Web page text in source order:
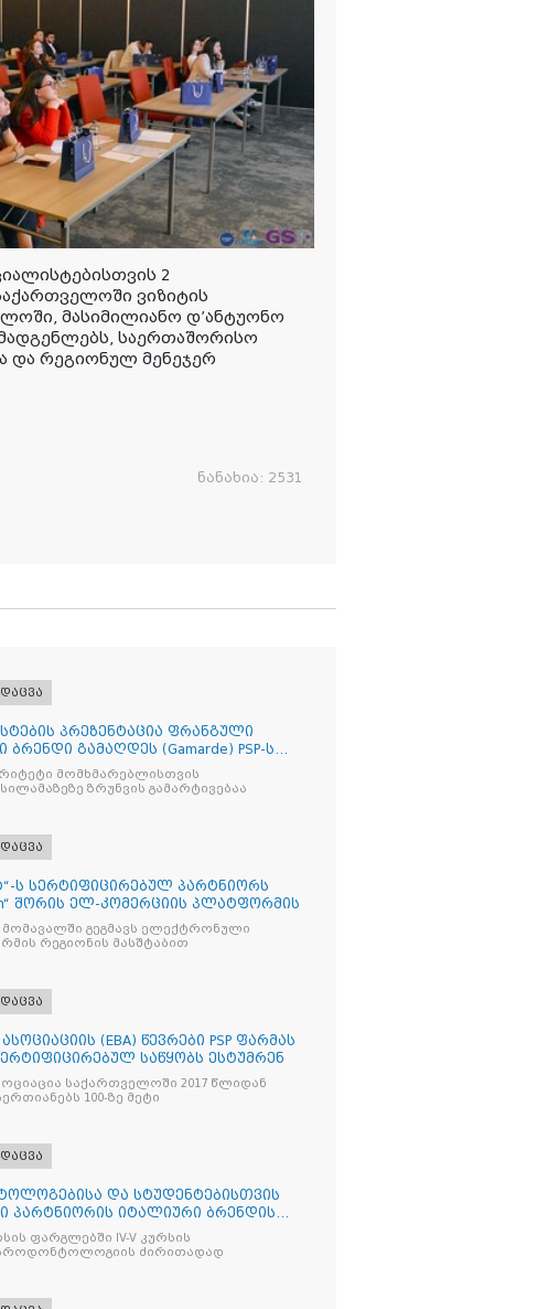
2
ვიზიტის
მასიმილიანო დ’ანტუონო
საერთაშორისო
და რეგიონულ მენეჯერ
ნანახია: 2531
პრეზენტაცია ფრანგული
გამაღდეს (Gamarde) PSP-ს
მომხმარებლისთვის
ზრუნვის გამარტივებაა
ს სერტიფიცირებულ პარტნიორს
შორის ელ-კომერციის პლატფორმის
მომავალში გეგმავს ელექტრონული
რეგიონის მასშტაბით
(EBA) წევრები PSP ფარმას
საწყობს ესტუმრენ
საქართველოში 2017 წლიდან
და აერთიანებს 100-ზე მეტი
და სტუდენტებისთვის
პარტნიორის იტალიური ბრენდის
ფარგლებში IV-V კურსის
ძირითადად